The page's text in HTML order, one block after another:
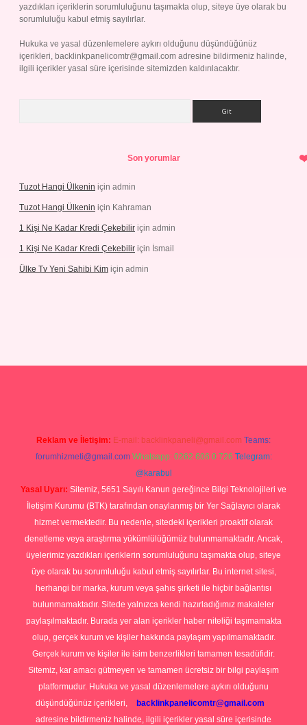
yazdıkları içeriklerin sorumluluğunu taşımakta olup, siteye üye olarak bu
sorumluluğu kabul etmiş sayılırlar.
Hukuka ve yasal düzenlemelere aykırı olduğunu düşündüğünüz
içerikleri, backlinkpanelicomtr@gmail.com adresine bildirmeniz halinde,
ilgili içerikler yasal süre içerisinde sitemizden kaldırılacaktır.
Son yorumlar
Tuzot Hangi Ülkenin için admin
Tuzot Hangi Ülkenin için Kahraman
1 Kişi Ne Kadar Kredi Çekebilir için admin
1 Kişi Ne Kadar Kredi Çekebilir için İsmail
Ülke Tv Yeni Sahibi Kim için admin
Reklam ve İletişim: E-mail: backlinkpaneli@gmail.com Teams:
forumhizmeti@gmail.com Whatsapp: 0262 606 0 726 Telegram:
@karabul
Yasal Uyarı: Sitemiz, 5651 Sayılı Kanun gereğince Bilgi Teknolojileri ve
İletişim Kurumu (BTK) tarafından onaylanmış bir Yer Sağlayıcı olarak
hizmet vermektedir. Bu nedenle, sitedeki içerikleri proaktif olarak
denetleme veya araştırma yükümlülüğümüz bulunmamaktadır. Ancak,
üyelerimiz yazdıkları içeriklerin sorumluluğunu taşımakta olup, siteye
üye olarak bu sorumluluğu kabul etmiş sayılırlar. Bu internet sitesi,
herhangi bir marka, kurum veya şahıs şirketi ile hiçbir bağlantısı
bulunmamaktadır. Sitede yalnızca kendi hazırladığımız makaleler
paylaşılmaktadır. Burada yer alan içerikler haber niteliği taşımamakta
olup, gerçek kurum ve kişiler hakkında paylaşım yapılmamaktadır.
Gerçek kurum ve kişiler ile isim benzerlikleri tamamen tesadüfidir.
Sitemiz, kar amacı gütmeyen ve tamamen ücretsiz bir bilgi paylaşım
platformudur. Hukuka ve yasal düzenlemelere aykırı olduğunu
düşündüğünüz içerikleri,
backlinkpanelicomtr@gmail.com
adresine bildirmeniz halinde, ilgili içerikler yasal süre içerisinde